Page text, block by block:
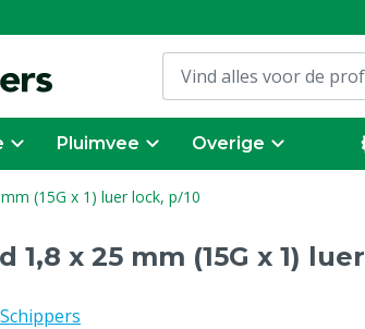
Pluimvee Overige
(15G x 1) luer lock, p/10
1,8 x 25 mm (15G x 1) luer